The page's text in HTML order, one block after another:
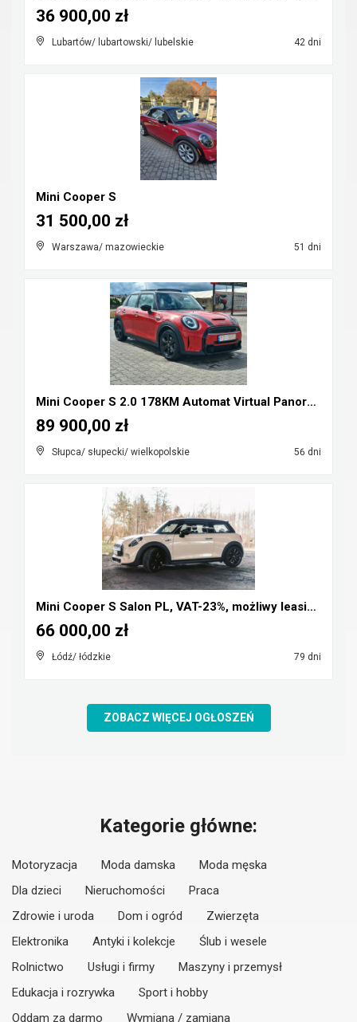
Lubartów/ lubartowski/ lubelskie 42 dni
36 900,00 zł
Mini Cooper S
Warszawa/ mazowieckie 51 dni
31 500,00 zł
Mini Cooper S 2.0 178KM Automat Virtual Panorama F...
Słupca/ słupecki/ wielkopolskie 56 dni
89 900,00 zł
Mini Cooper S Salon PL, VAT-23%, możliwy leasing, ...
Łódź/ łódzkie 79 dni
66 000,00 zł
ZOBACZ WIĘCEJ OGŁOSZEŃ
Kategorie główne:
Motoryzacja Moda damska
Moda męska
Dla dzieci
Nieruchomości
Praca
Zdrowie i uroda
Dom i ogród
Zwierzęta
Elektronika
Antyki i kolekcje
Ślub i wesele
Rolnictwo
Usługi i firmy
Maszyny i przemysł
Edukacja i rozrywka
Sport i hobby
Oddam za darmo
Wymiana / zamiana